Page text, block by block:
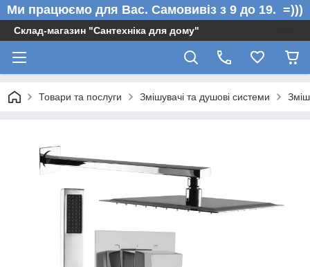
Ми працюємо для Вас. Самовивіз з 9 до 19. =)))
Склад-магазин "Сантехніка для дому"
Товари та послуги Змішувачі та душові системи